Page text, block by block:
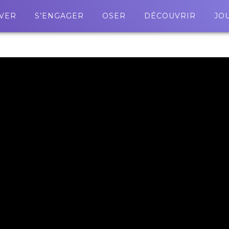
S’ENGAGER OSER DÉCOUVRIR